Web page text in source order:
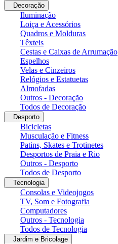
Decoração
Iluminação
Loiça e Acessórios
Quadros e Molduras
Têxteis
Cestas e Caixas de Arrumação
Espelhos
Velas e Cinzeiros
Relógios e Estatuetas
Almofadas
Outros - Decoração
Todos de Decoração
Desporto
Bicicletas
Musculação e Fitness
Patins, Skates e Trotinetes
Desportos de Praia e Rio
Outros - Desporto
Todos de Desporto
Tecnologia
Consolas e Videojogos
TV, Som e Fotografia
Computadores
Outros - Tecnologia
Todos de Tecnologia
Jardim e Bricolage